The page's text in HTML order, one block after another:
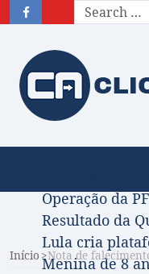
Obituário –
Comissão
Operação da
Resultado da
Lula cria
Menina de 8
Início Nota de